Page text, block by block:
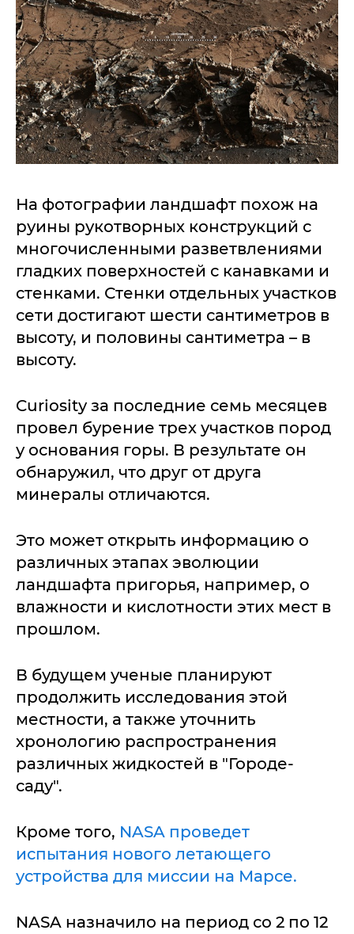
На фотографии ландшафт похож на
руины рукотворных конструкций с
многочисленными разветвлениями
гладких поверхностей с канавками и
стенками. Стенки отдельных участков
сети достигают шести сантиметров в
высоту, и половины сантиметра – в
высоту.
Curiosity за последние семь месяцев
провел бурение трех участков пород
у основания горы. В результате он
обнаружил, что друг от друга
минералы отличаются.
Это может открыть информацию о
различных этапах эволюции
ландшафта пригорья, например, о
влажности и кислотности этих мест в
прошлом.
В будущем ученые планируют
продолжить исследования этой
местности, а также уточнить
хронологию распространения
различных жидкостей в "Городе-
саду".
Кроме того, NASA проведет
испытания нового летающего
устройства для миссии на Марсе.
NASA назначило на период со 2 по 12